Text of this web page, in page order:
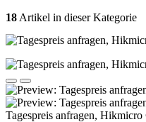
18 Artikel in dieser Kategorie
Tagespreis anfragen,